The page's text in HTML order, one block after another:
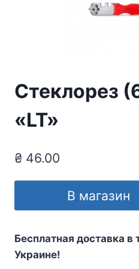
Стеклорез
«LT»
₴ 46.00
В магазин
Бесплатная доставка в
Украине!